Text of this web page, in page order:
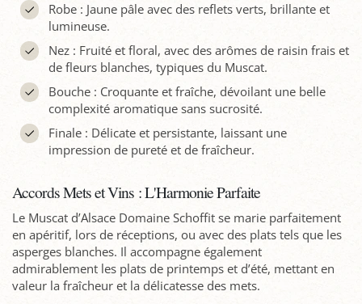
Robe : Jaune pâle avec des reflets verts, brillante et
lumineuse.
Nez : Fruité et floral, avec des arômes de raisin frais et
de fleurs blanches, typiques du Muscat.
Bouche : Croquante et fraîche, dévoilant une belle
complexité aromatique sans sucrosité.
Finale : Délicate et persistante, laissant une
impression de pureté et de fraîcheur.
Accords Mets et Vins : L'Harmonie Parfaite
Le Muscat d’Alsace Domaine Schoffit se marie parfaitement
en apéritif, lors de réceptions, ou avec des plats tels que les
asperges blanches. Il accompagne également
admirablement les plats de printemps et d’été, mettant en
valeur la fraîcheur et la délicatesse des mets.